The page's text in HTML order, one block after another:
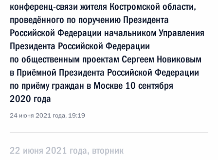
конференц-связи жителя Костромской области,
проведённого по поручению Президента
Российской Федерации начальником Управления
Президента Российской Федерации
по общественным проектам Сергеем Новиковым
в Приёмной Президента Российской Федерации
по приёму граждан в Москве 10 сентября
2020 года
24 июня 2021 года, 19:19
22 июня 2021 года, вторник